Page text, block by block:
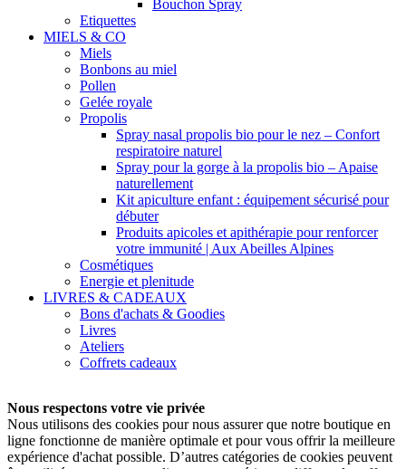
Bouchon Spray
Etiquettes
MIELS & CO
Miels
Bonbons au miel
Pollen
Gelée royale
Propolis
Spray nasal propolis bio pour le nez – Confort
respiratoire naturel
Spray pour la gorge à la propolis bio – Apaise
naturellement
Kit apiculture enfant : équipement sécurisé pour
débuter
Produits apicoles et apithérapie pour renforcer
votre immunité | Aux Abeilles Alpines
Cosmétiques
Energie et plenitude
LIVRES & CADEAUX
Bons d'achats & Goodies
Livres
Ateliers
Coffrets cadeaux
Nous respectons votre vie privée
Nous utilisons des cookies pour nous assurer que notre boutique en
ligne fonctionne de manière optimale et pour vous offrir la meilleure
expérience d'achat possible. D’autres catégories de cookies peuvent